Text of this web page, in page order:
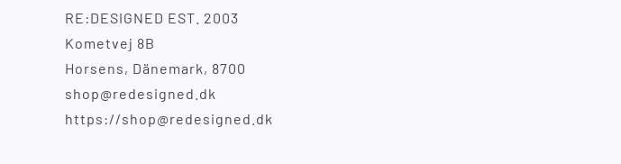
RE:DESIGNED EST. 2003
Kometvej 8B
Horsens, Dänemark, 8700
shop@redesigned.dk
https://shop@redesigned.dk